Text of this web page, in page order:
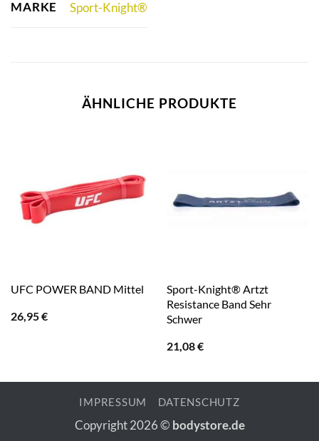
MARKE Sport-Knight®
ÄHNLICHE PRODUKTE
UFC POWER BAND Mittel
26,95€
Sport-Knight® Artzt
Resistance Band Sehr
Schwer
21,08€
IMPRESSUM DATENSCHUTZ
Copyright 2026 © bodystore.de